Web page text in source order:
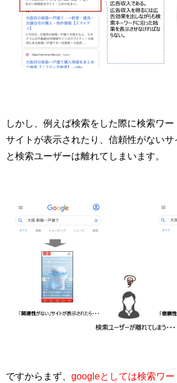
しかし、例えば検索をした際に検索ワ
サイトが表示されたり、信頼性がないサ
と検索ユーザーは離れてしまいます。
ですからまず、 googleとしては検索ワ